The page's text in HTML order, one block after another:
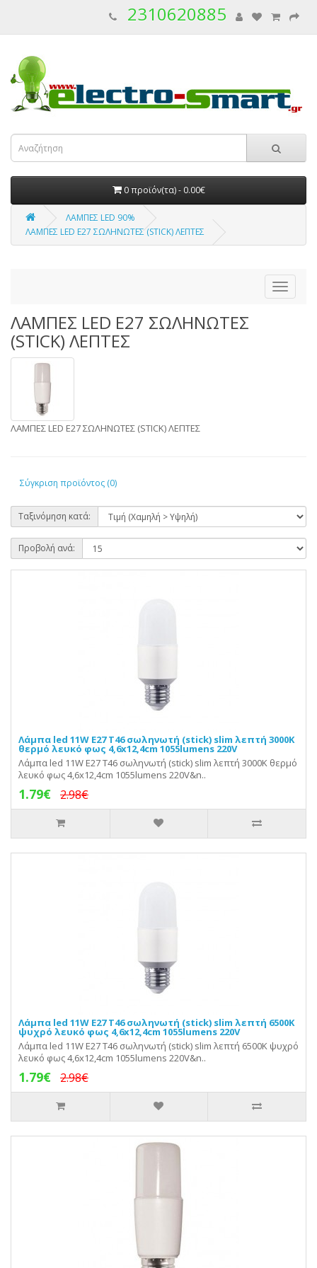
2310620885
0 προϊόν(τα) - 0.00€
ΛΑΜΠΕΣ LED 90%
ΛΑΜΠΕΣ LED E27 ΣΩΛΗΝΩΤΕΣ (STICK) ΛΕΠΤΕΣ
ΛΑΜΠΕΣ LED E27 ΣΩΛΗΝΩΤΕΣ
(STICK) ΛΕΠΤΕΣ
ΛΑΜΠΕΣ LED E27 ΣΩΛΗΝΩΤΕΣ (STICK) ΛΕΠΤΕΣ
Σύγκριση προϊόντος (0)
Ταξινόμηση κατά:
Προβολή ανά:
Λάμπα led 11W E27 T46 σωληνωτή (stick) slim λεπτή 3000K
θερμό λευκό φως 4,6x12,4cm 1055lumens 220V
Λάμπα led 11W E27 T46 σωληνωτή (stick) slim λεπτή 3000K θερμό
λευκό φως 4,6x12,4cm 1055lumens 220V&n..
1.79€ 2.98€
Λάμπα led 11W E27 T46 σωληνωτή (stick) slim λεπτή 6500K
ψυχρό λευκό φως 4,6x12,4cm 1055lumens 220V
Λάμπα led 11W E27 T46 σωληνωτή (stick) slim λεπτή 6500K ψυχρό
λευκό φως 4,6x12,4cm 1055lumens 220V&n..
1.79€ 2.98€